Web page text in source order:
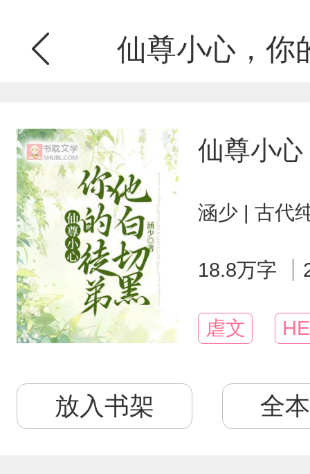
仙尊小心，你
仙尊小
涵少 | 古代
18.8万字
虐文 HE
放入书架 全